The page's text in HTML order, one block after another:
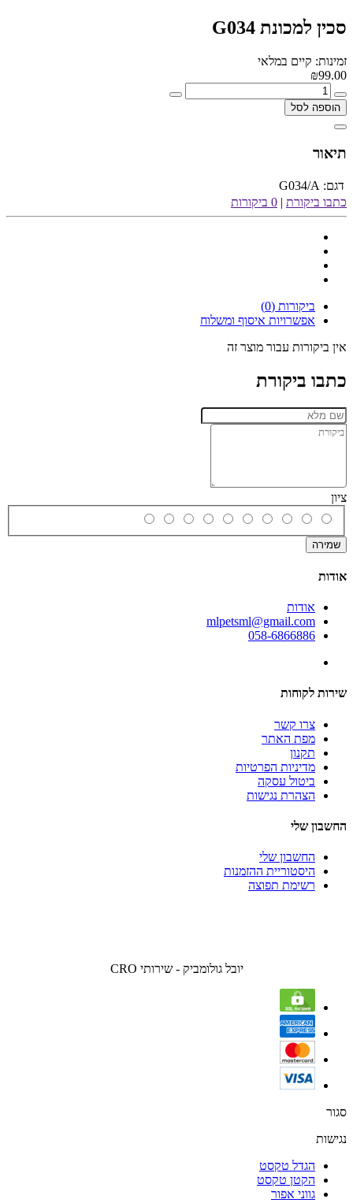
סכין למכונת G034
זמינות: קיים במלאי
₪99.00
הוספה לסל
תיאור
דגם: G034/A
כתבו ביקורת | 0 ביקורות
ביקורות (0)
אפשרויות איסוף ומשלוח
אין ביקורות עבור מוצר זה
כתבו ביקורת
ציון
שמירה
אודות
אודות
mlpetsml@gmail.com
058-6866886
שירות לקוחות
צרו קשר
מפת האתר
תקנון
מדיניות הפרטיות
ביטול עסקה
הצהרת נגישות
החשבון שלי
החשבון שלי
היסטוריית ההזמנות
רשימת תפוצה
יובל גולומביק - שירותי CRO
סגור
נגישות
הגדל טקסט
הקטן טקסט
גווני אפור